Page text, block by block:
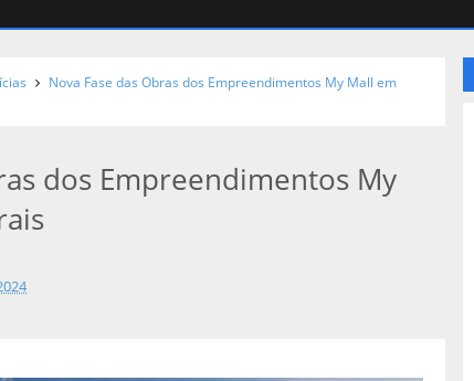
Nova Fase das Obras dos Empreendimentos My Mall em
dos Empreendimentos My